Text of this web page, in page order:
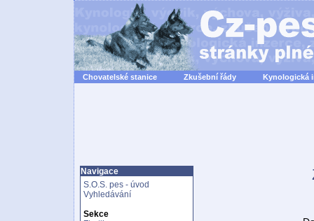
Chovatelské stanice Zkušební řády Kynologická
Navigace
S.O.S. pes - úvod
Vyhledávání
Sekce